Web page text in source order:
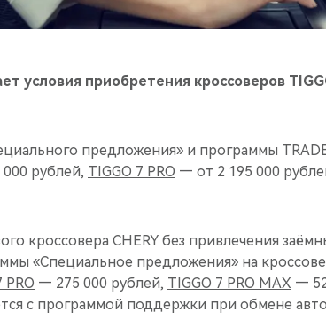
условия приобретения кроссоверов
предложения» и программы
рублей, TIGGO 7 PRO — от 2 195 000
кроссовера CHERY без привлечения
«Специальное предложения» на
PRO — 275 000 рублей, TIGGO 7 PRO MAX —
с программой поддержки при обмене